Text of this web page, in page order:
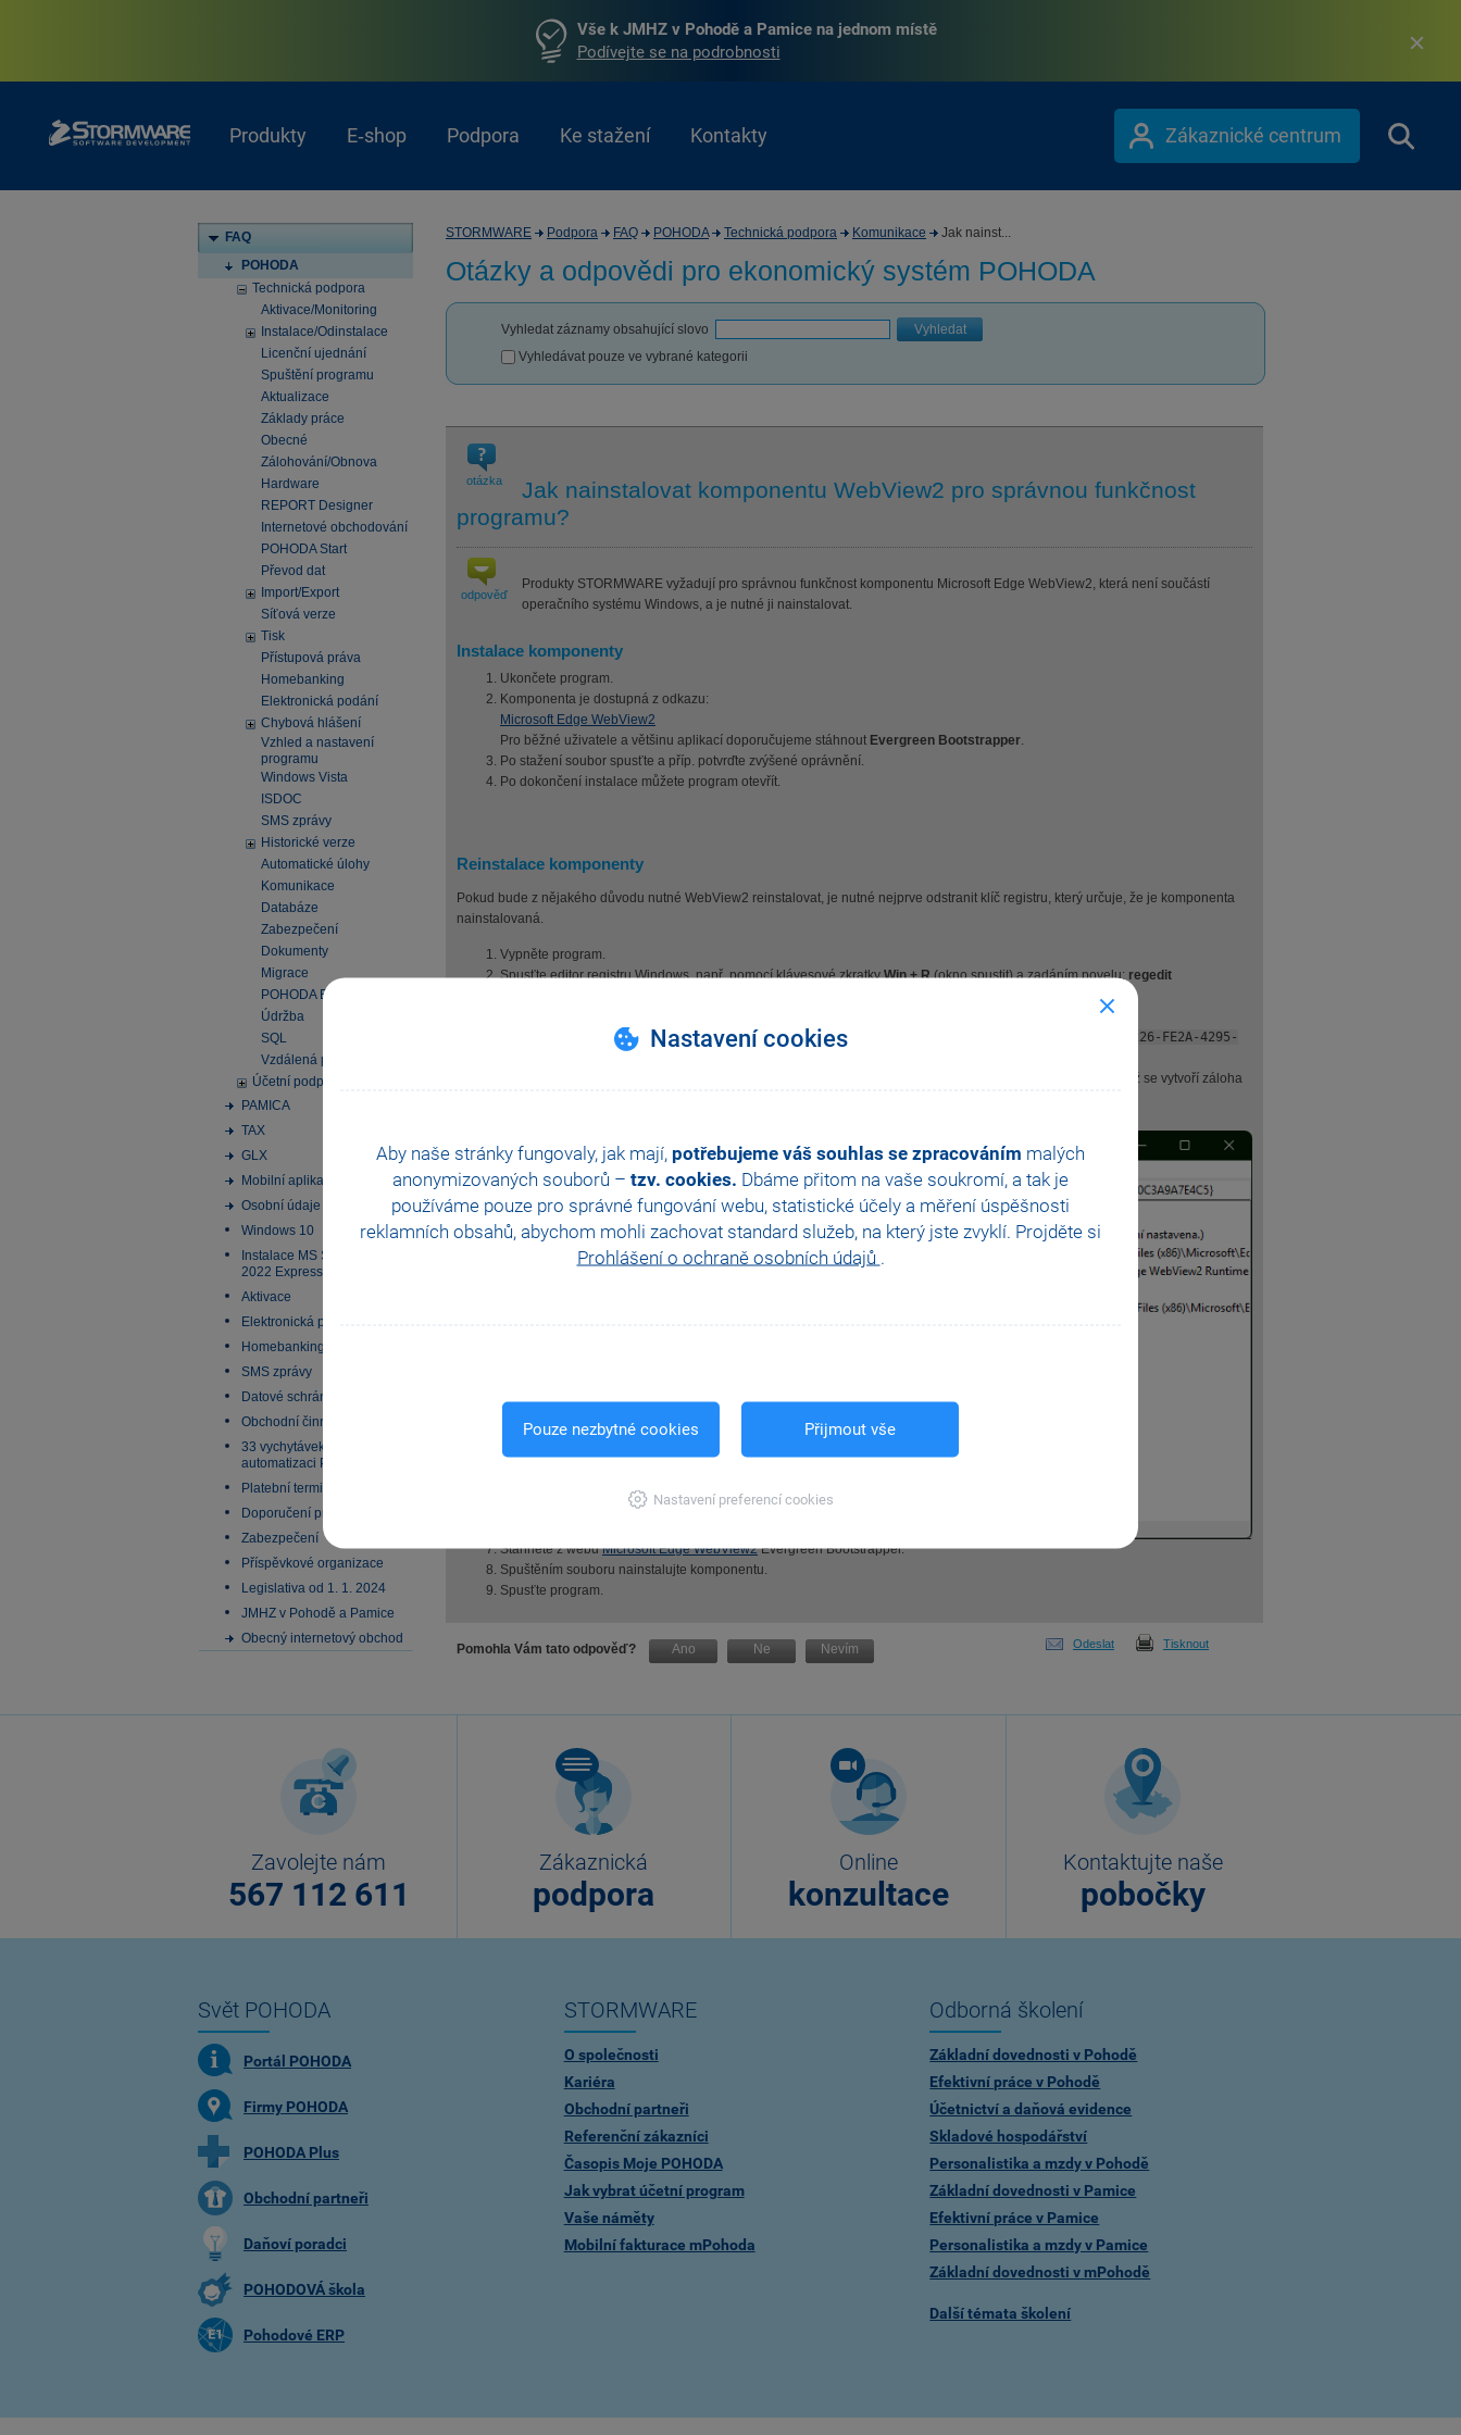
Nastavení cookies
Aby naše stránky fungovaly, jak mají, potřebujeme váš souhlas se zpracováním malých
anonymizovaných souborů – tzv. cookies. Dbáme přitom na vaše soukromí, a tak je
používáme pouze pro správné fungování webu, statistické účely a měření úspěšnosti
reklamních obsahů, abychom mohli zachovat standard služeb, na který jste zvyklí. Projděte si
Prohlášení o ochraně osobních údajů .
Pouze nezbytné cookies Přijmout vše
Nastavení preferencí cookies
Vše k JMHZ v Pohodě a Pamice na jednom místě
Podívejte se na podrobnosti
Produkty E‑shop Podpora Ke stažení Kontakty Zákaznické centrum
FAQ
POHODA
Technická podpora
Aktivace/Monitoring
Instalace/Odinstalace
Licenční ujednání
Spuštění programu
Aktualizace
Základy práce
Obecné
Zálohování/Obnova
Hardware
REPORT Designer
Internetové obchodování
POHODA Start
Převod dat
Import/Export
Síťová verze
Tisk
Přístupová práva
Homebanking
Elektronická podání
Chybová hlášení
Vzhled a nastavení
programu
Windows Vista
ISDOC
SMS zprávy
Historické verze
Automatické úlohy
Komunikace
Databáze
Zabezpečení
Dokumenty
Migrace
POHODA EDU
Údržba
SQL
Vzdálená plocha
Účetní podpora
PAMICA
TAX
GLX
Mobilní aplikace
Osobní údaje
Windows 10
Instalace MS SQL Server
2022 Express
Aktivace
Elektronická podání
Homebanking
SMS zprávy
Datové schránky
Obchodní činnost
33 vychytávek pro
automatizaci Pohody
Platební terminály
Doporučení pro zálohování
Zabezpečení
Příspěvkové organizace
Legislativa od 1. 1. 2024
JMHZ v Pohodě a Pamice
Obecný internetový obchod
STORMWARE Podpora FAQ POHODA Technická podpora Komunikace Jak nainst...
Otázky a odpovědi pro ekonomický systém POHODA
Vyhledat záznamy obsahující slovo
Vyhledat
Vyhledávat pouze ve vybrané kategorii
otázka
Jak nainstalovat komponentu WebView2 pro správnou funkčnost
programu?
odpověď
Produkty STORMWARE vyžadují pro správnou funkčnost komponentu Microsoft Edge WebView2, která není součástí
operačního systému Windows, a je nutné ji nainstalovat.
Instalace komponenty
Ukončete program.
Komponenta je dostupná z odkazu:
Microsoft Edge WebView2
Pro běžné uživatele a většinu aplikací doporučujeme stáhnout Evergreen Bootstrapper.
Po stažení soubor spusťte a příp. potvrďte zvýšené oprávnění.
Po dokončení instalace můžete program otevřít.
Reinstalace komponenty
Pokud bude z nějakého důvodu nutné WebView2 reinstalovat, je nutné nejprve odstranit klíč registru, který určuje, že je komponenta
nainstalovaná.
Vypněte program.
Spusťte editor registru Windows, např. pomocí klávesové zkratkyWin + R(okno spustit) a zadáním povelu: regedit
Počítač\HKEY_LOCAL_MACHINE\SOFTWARE\WOW6432Node\Microsoft\EdgeUpdate\Clients\{F3017226-FE2A-4295-
. Zvolte cestu a soubor uložte, čímž se vytvoří záloha
Stáhněte z webuMicrosoft Edge WebView2Evergreen Bootstrapper.
Spuštěním souboru nainstalujte komponentu.
Spusťte program.
Pomohla Vám tato odpověď? Ano Ne Nevím Odeslat Tisknout
Zavolejte nám
567 112 611
Zákaznická
podpora
Online
konzultace
Kontaktujte naše
pobočky
Svět POHODA
Portál POHODA
Firmy POHODA
POHODA Plus
Obchodní partneři
Daňoví poradci
POHODOVÁ škola
Pohodové ERP
STORMWARE
O společnosti
Kariéra
Obchodní partneři
Referenční zákazníci
Časopis Moje POHODA
Jak vybrat účetní program
Vaše náměty
Mobilní fakturace mPohoda
Odborná školení
Základní dovednosti v Pohodě
Efektivní práce v Pohodě
Účetnictví a daňová evidence
Skladové hospodářství
Personalistika a mzdy v Pohodě
Základní dovednosti v Pamice
Efektivní práce v Pamice
Personalistika a mzdy v Pamice
Základní dovednosti v mPohodě
Další témata školení